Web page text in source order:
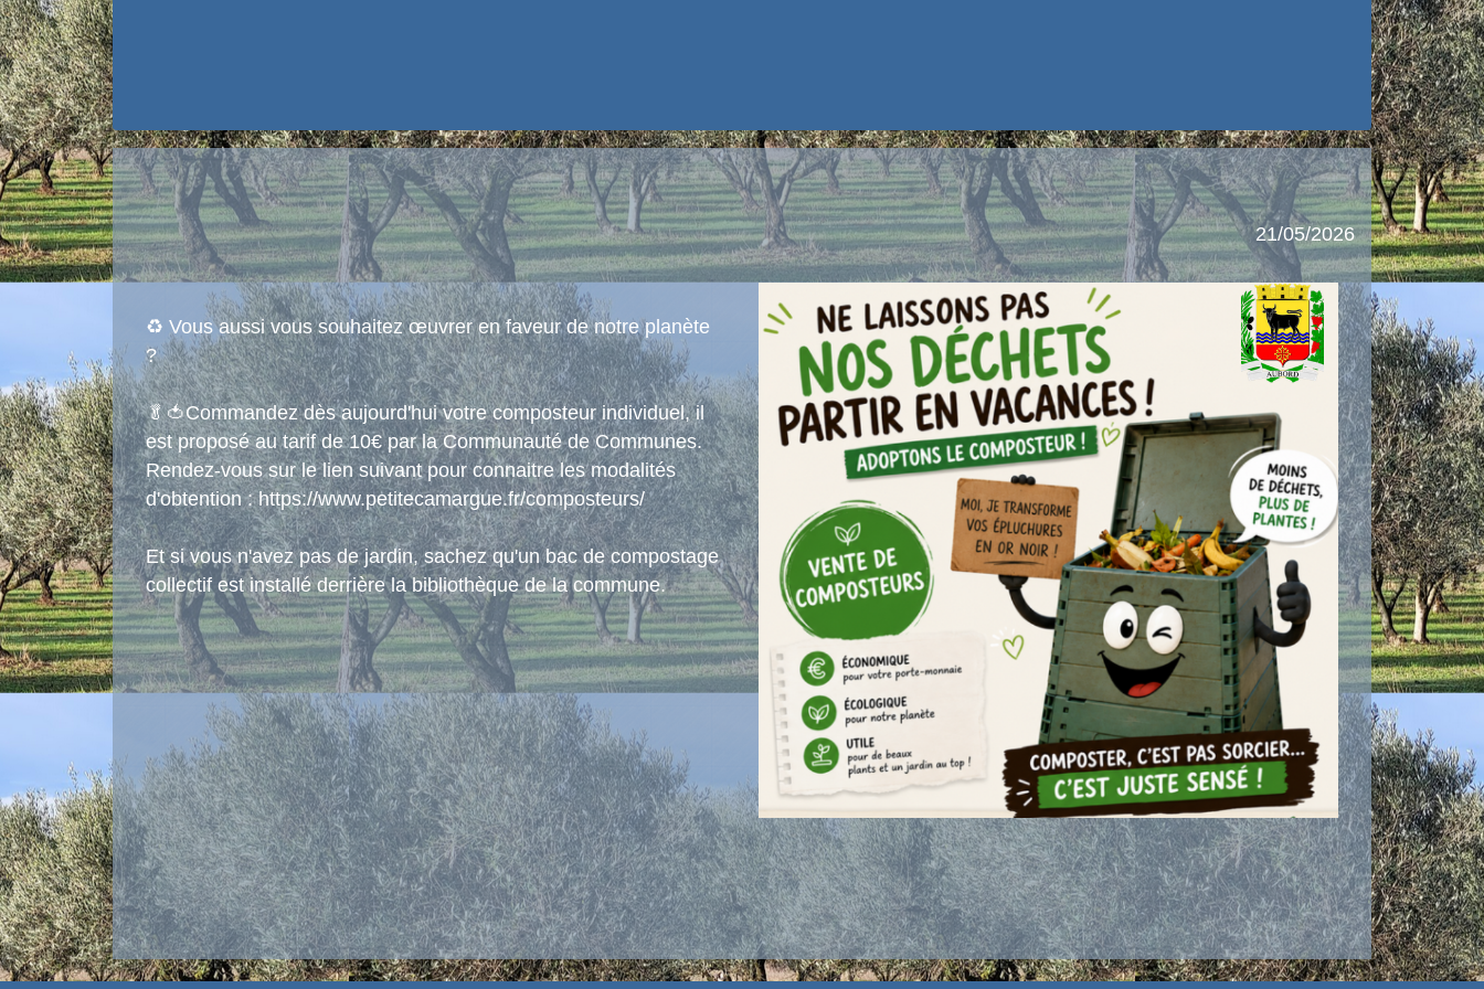
21/05/2026
♻️ Vous aussi vous souhaitez œuvrer en faveur de notre planète
?
🥬🍅Commandez dès aujourd'hui votre composteur individuel, il
est proposé au tarif de 10€ par la Communauté de Communes.
Rendez-vous sur le lien suivant pour connaitre les modalités
d'obtention :https://www.petitecamargue.fr/composteurs/
Et si vous n'avez pas de jardin, sachez qu'un bac de compostage
collectif est installé derrière la bibliothèque de la commune.